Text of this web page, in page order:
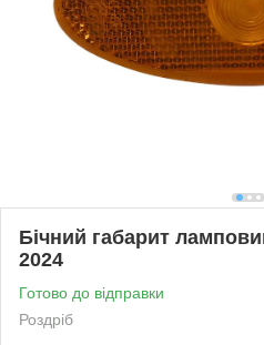
Бічний габарит
2024
Готово до відправки
Роздріб